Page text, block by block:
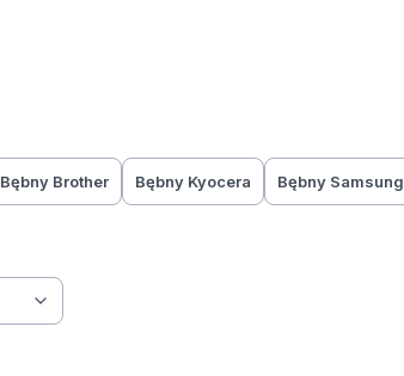
Bębny Brother Bębny Kyocera Bębny Samsung